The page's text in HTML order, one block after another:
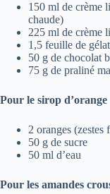
150 ml de crème
chaude)
225 ml de crème
1,5 feuille de
50 g de chocolat
75 g de praliné
Pour le sirop d’orange
2 oranges
50 g de sucre
50 ml d’eau
Pour les amandes